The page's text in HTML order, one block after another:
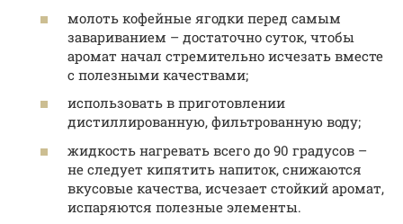
молоть кофейные ягодки перед самым
завариванием – достаточно суток, чтобы
аромат начал стремительно исчезать вместе
с полезными качествами;
использовать в приготовлении
дистиллированную, фильтрованную воду;
жидкость нагревать всего до 90 градусов –
не следует кипятить напиток, снижаются
вкусовые качества, исчезает стойкий аромат,
испаряются полезные элементы.